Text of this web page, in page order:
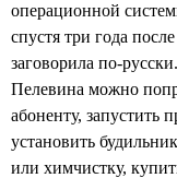
операционной
спустя три года
заговорила по-
Пелевина можно
абоненту, запустить
установить
или химчистку,